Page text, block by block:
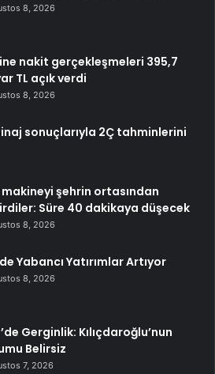
8, 2026
nakit gerçekleşmeleri 395,7
TL açık verdi
8, 2026
sonuçlarıyla 2Ç tahminlerini
makineyi şehrin ortasından
Süre 40 dakikaya düşecek
8, 2026
Yabancı Yatırımlar Artıyor
8, 2026
Gerginlik: Kılıçdaroğlu’nun
Belirsiz
7, 2026